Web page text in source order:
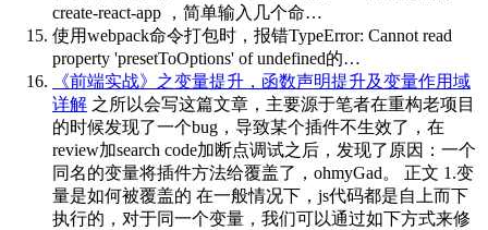
create-react-app ，简单输入几个命…
使用webpack命令打包时，报错TypeError: Cannot read
property 'presetToOptions' of undefined的…
《前端实战》之变量提升，函数声明提升及变量作用域
详解 之所以会写这篇文章，主要源于笔者在重构老项目
的时候发现了一个bug，导致某个插件不生效了，在
review加search code加断点调试之后，发现了原因：一个
同名的变量将插件方法给覆盖了，ohmyGad。 正文 1.变
量是如何被覆盖的 在一般情况下，js代码都是自上而下
执行的，对于同一个变量，我们可以通过如下方式来修